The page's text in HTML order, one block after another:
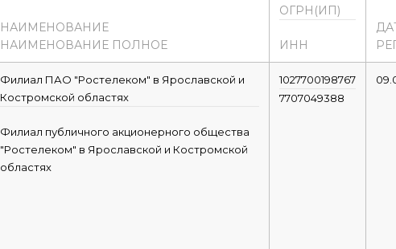
НАИМЕНОВАНИЕ
НАИМЕНОВАНИЕ ПОЛНОЕ
ОГРН(ИП)
ИНН
Филиал ПАО "Ростелеком" в Ярославской и
Костромской областях
Филиал публичного акционерного общества
"Ростелеком" в Ярославской и Костромской
областях
1027700198767
7707049388